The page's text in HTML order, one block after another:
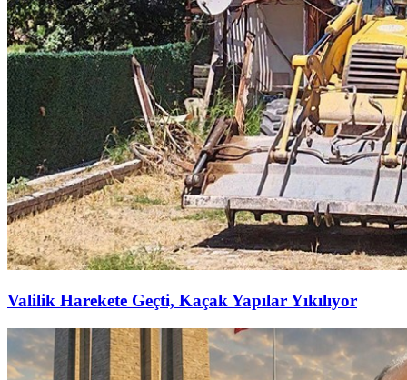
Valilik Harekete Geçti, Kaçak Yapılar Yıkılıyor